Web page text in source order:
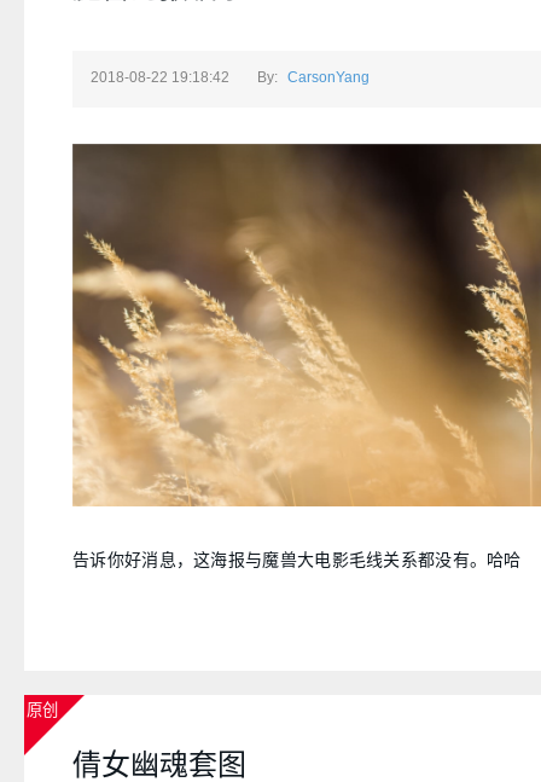
2018-08-22 19:18:42 By: CarsonYang
告诉你好消息，这海报与魔兽大电影毛线关系都没有。哈哈
原创
倩女幽魂套图